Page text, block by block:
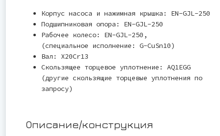
Корпус насоса и нажимная крышка: EN-GJL-250
Подшипниковая опора: EN-GJL-250
Рабочее колесо: EN-GJL-250,
(специальное исполнение: G-CuSn10)
Вал: X20Cr13
Скользящее торцевое уплотнение: AQ1EGG
(другие скользящие торцевые уплотнения по
запросу)
Описание/конструкция